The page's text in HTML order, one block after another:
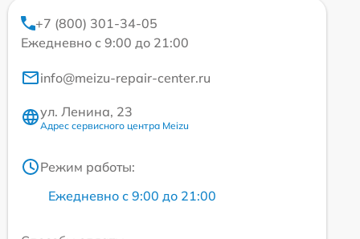
+7 (800) 301-34-05
Ежедневно с 9:00 до 21:00
info@meizu-repair-center.ru
ул. Ленина, 23
Адрес сервисного центра Meizu
Режим работы:
Ежедневно с 9:00 до 21:00